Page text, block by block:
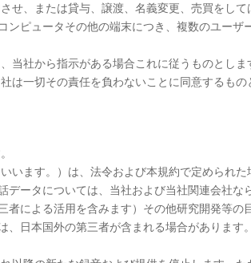
せ、または貸与、譲渡、名義変更、売買をし
ピュータその他の端末につき、複数のユーザ
社から指示がある場合これに従うものとしま
は一切その責任を負わないことに同意するも
ます。）は、法令および本規約で定められ
ータについては、当社および当社関連会社な
による活用を含みます）その他研究開発等の
日本国外の第三者が含まれる場合があります